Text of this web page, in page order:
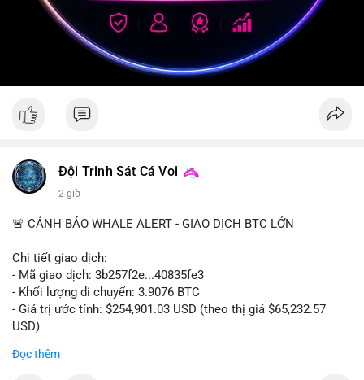
Đội Trinh Sát Cá Voi
2 giờ
🚨 CẢNH BÁO WHALE ALERT - GIAO DỊCH BTC LỚN
Chi tiết giao dịch:
- Mã giao dịch: 3b257f2e...40835fe3
- Khối lượng di chuyển: 3.9076 BTC
- Giá trị ước tính: $254,901.03 USD (theo thị giá $65,232.57
USD)
Đọc thêm